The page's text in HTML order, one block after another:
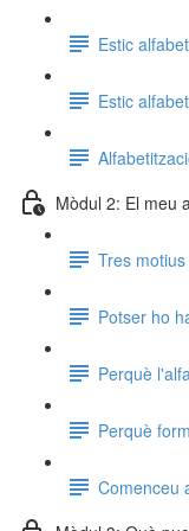
Estic
Estic
Mòdul 2: El meu
Tres
Potser ho
Perquè
Perquè
Comenceu